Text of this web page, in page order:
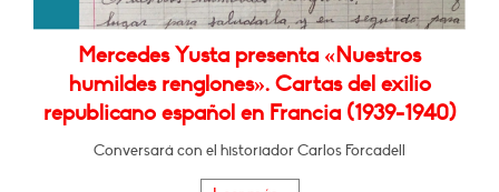
Mercedes Yusta presenta «Nuestros
humildes renglones». Cartas del exilio
republicano español en Francia (1939-1940)
Conversará con el historiador Carlos Forcadell